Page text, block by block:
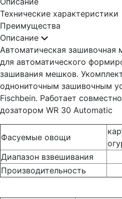
Технические характеристики
Преимущества
Описание
Автоматическая зашивочная
для автоматического
зашивания мешков.
однониточным зашивочным
Fisсhbein. Работает
дозатором WR 30 Automatic
Фасуемые овощи
Диапазон взвешивания
Производительность